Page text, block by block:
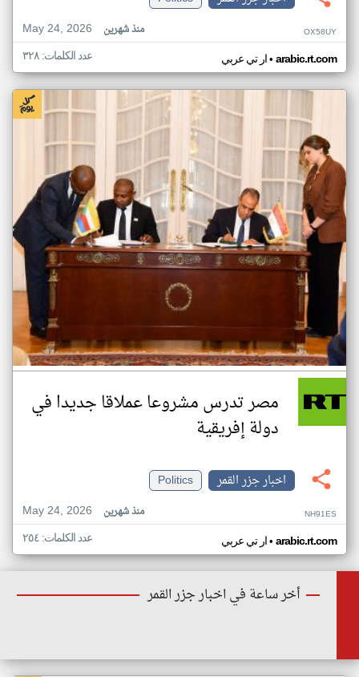
May 24, 2026
منذ شهرين OX58UY
ار تي عربي• arabic.rt.com عدد الكلمات: ٣٢٨
مصر تدرس مشروعا عملاقا جديدا في
دولة إفريقية
اخبار جزر القمر
Politics
May 24, 2026
منذ شهرين NH91ES
ار تي عربي• arabic.rt.com عدد الكلمات: ٢٥٤
أخر ساعة في اخبار جزر القمر